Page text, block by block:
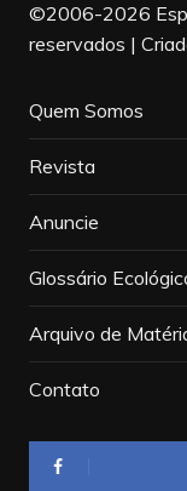
©2006-2026
reservados |
Quem Somos
Revista
Anuncie
Glossário
Arquivo de
Contato